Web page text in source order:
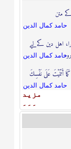
متن
حامد كمال الدين
اہل دین کےلیے
حامد كمال الدين
أَثْنَيْتَ عَلَى نَفْسِكَ
حامد كمال الدين
مزيد
۔۔۔